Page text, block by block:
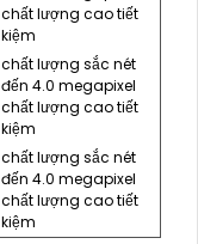
chất lượng cao tiết
kiệm
chất lượng sắc nét
đến 4.0 megapixel
chất lượng cao tiết
kiệm
chất lượng sắc nét
đến 4.0 megapixel
chất lượng cao tiết
kiệm